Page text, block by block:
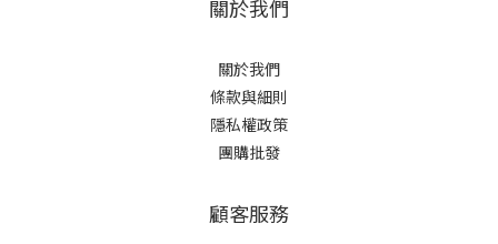
關於我們
關於我們
條款與細則
隱私權政策
團購批發
顧客服務